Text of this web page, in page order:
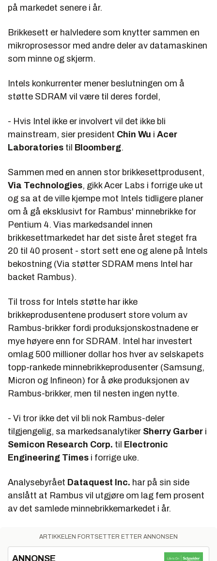
på markedet senere i år.
Brikkesett er halvledere som knytter sammen en
mikroprosessor med andre deler av datamaskinen
som minne og skjerm.
Intels konkurrenter mener beslutningen om å
støtte SDRAM vil være til deres fordel,
- Hvis Intel ikke er involvert vil det ikke bli
mainstream, sier president Chin Wu i Acer
Laboratories til Bloomberg.
Sammen med en annen stor brikkesettprodusent,
Via Technologies, gikk Acer Labs i forrige uke ut
og sa at de ville kjempe mot Intels tidligere planer
om å gå eksklusivt for Rambus' minnebrikke for
Pentium 4. Vias markedsandel innen
brikkesettmarkedet har det siste året steget fra
20 til 40 prosent - stort sett ene og alene på Intels
bekostning (Via støtter SDRAM mens Intel har
backet Rambus).
Til tross for Intels støtte har ikke
brikkeprodusentene produsert store volum av
Rambus-brikker fordi produksjonskostnadene er
mye høyere enn for SDRAM. Intel har investert
omlag 500 millioner dollar hos hver av selskapets
topp-rankede minnebrikkeprodusenter (Samsung,
Micron og Infineon) for å øke produksjonen av
Rambus-brikker, men til nesten ingen nytte.
- Vi tror ikke det vil bli nok Rambus-deler
tilgjengelig, sa markedsanalytiker Sherry Garber i
Semicon Research Corp. til Electronic
Engineering Times i forrige uke.
Analysebyrået Dataquest Inc. har på sin side
anslått at Rambus vil utgjøre om lag fem prosent
av det samlede minnebrikkemarkedet i år.
ARTIKKELEN FORTSETTER ETTER ANNONSEN
ANNONSE